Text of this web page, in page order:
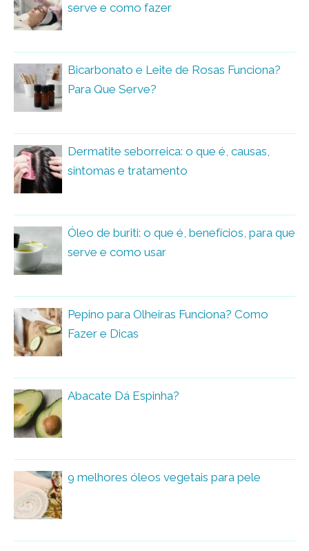
serve e como fazer
Bicarbonato e Leite de Rosas Funciona?
Para Que Serve?
Dermatite seborreica: o que é, causas,
sintomas e tratamento
Óleo de buriti: o que é, benefícios, para que
serve e como usar
Pepino para Olheiras Funciona? Como
Fazer e Dicas
Abacate Dá Espinha?
9 melhores óleos vegetais para pele